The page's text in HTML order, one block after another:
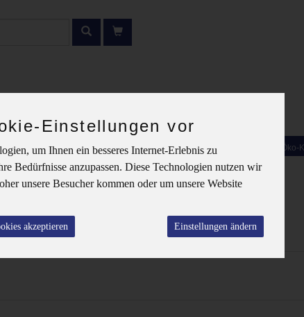
Einstellungen vor
um Ihnen ein besseres Internet-Erlebnis zu
Bedürfnisse anzupassen. Diese Technologien nutzen wir
unsere Besucher kommen oder um unsere Website
akzeptieren Einstellungen ändern